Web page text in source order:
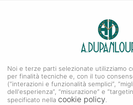
Collezione Datejust
Noi e terze parti selezionate utilizziamo
per finalità tecniche e, con il tuo
(“interazioni e funzionalità semplici”,
dell'esperienza”, “misurazione” e
specificato nella cookie policy